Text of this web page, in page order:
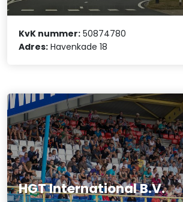
KvK nummer: 50874780
Adres: Havenkade 18
HGT International B.V.